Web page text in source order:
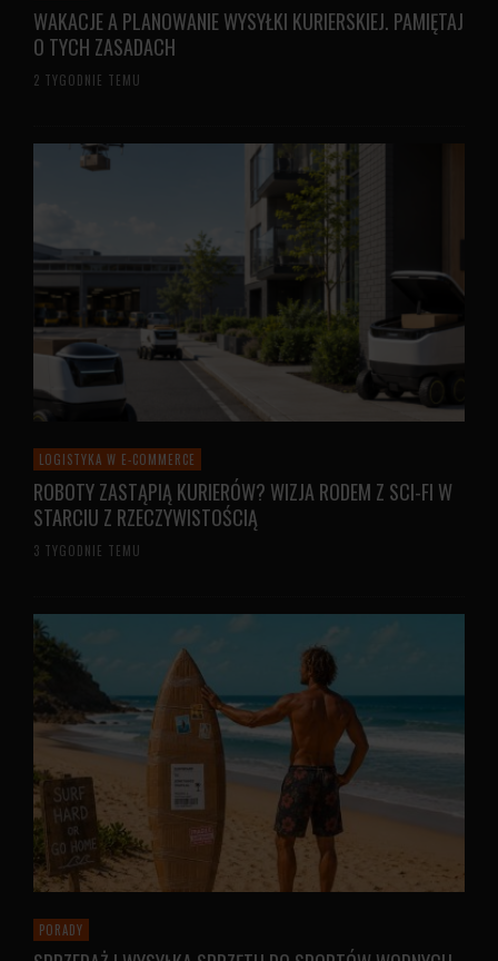
WAKACJE A PLANOWANIE WYSYŁKI KURIERSKIEJ. PAMIĘTAJ
O TYCH ZASADACH
2 TYGODNIE TEMU
LOGISTYKA W E-COMMERCE
ROBOTY ZASTĄPIĄ KURIERÓW? WIZJA RODEM Z SCI-FI W
STARCIU Z RZECZYWISTOŚCIĄ
3 TYGODNIE TEMU
PORADY